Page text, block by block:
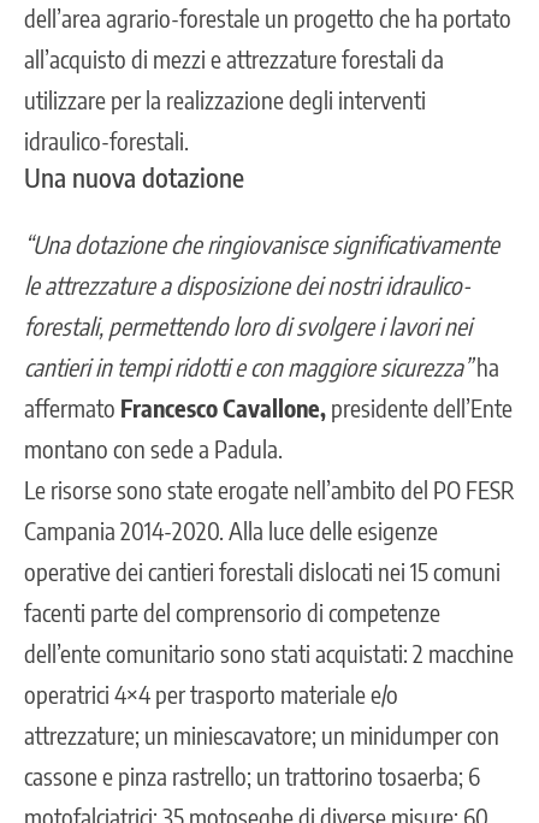
dell’area agrario-forestale un progetto che ha portato
all’acquisto di mezzi e attrezzature forestali da
utilizzare per la realizzazione degli interventi
idraulico-forestali.
Una nuova dotazione
“Una dotazione che ringiovanisce significativamente
le attrezzature a disposizione dei nostri idraulico-
forestali, permettendo loro di svolgere i lavori nei
cantieri in tempi ridotti e con maggiore sicurezza”ha
affermato Francesco Cavallone, presidente dell’Ente
montano con sede a Padula.
Le risorse sono state erogate nell’ambito del PO FESR
Campania 2014-2020. Alla luce delle esigenze
operative dei cantieri forestali dislocati nei 15 comuni
facenti parte del comprensorio di competenze
dell’ente comunitario sono stati acquistati: 2 macchine
operatrici 4×4 per trasporto materiale e/o
attrezzature; un miniescavatore; un minidumper con
cassone e pinza rastrello; un trattorino tosaerba; 6
motofalciatrici; 35 motoseghe di diverse misure; 60